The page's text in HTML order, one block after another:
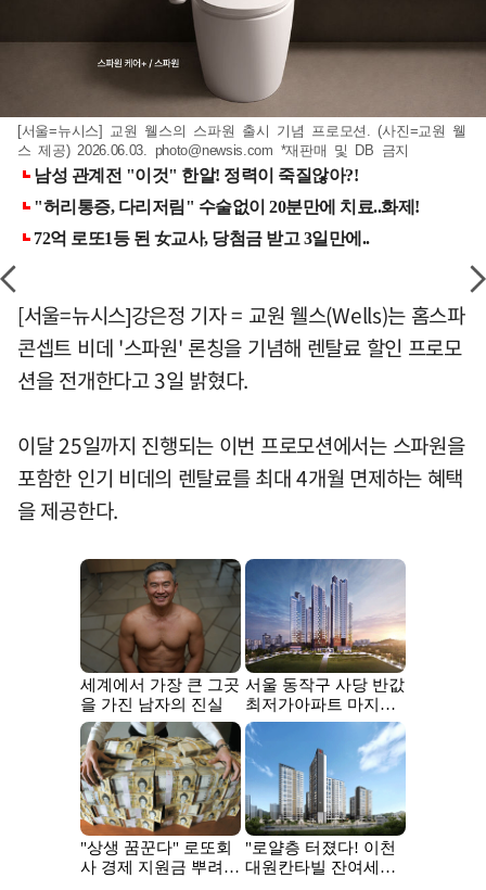
[서울=뉴시스] 교원 웰스의 스파원 출시 기념 프로모션. (사진=교원 웰
스 제공) 2026.06.03. photo@newsis.com *재판매 및 DB 금지
[서울=뉴시스]강은정 기자 = 교원 웰스(Wells)는 홈스파
콘셉트 비데 '스파원' 론칭을 기념해 렌탈료 할인 프로모
션을 전개한다고 3일 밝혔다.
이달 25일까지 진행되는 이번 프로모션에서는 스파원을
포함한 인기 비데의 렌탈료를 최대 4개월 면제하는 혜택
을 제공한다.